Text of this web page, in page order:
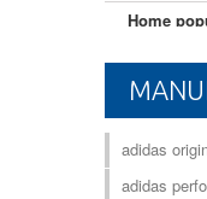
Home
Mixte
adidas
adidas